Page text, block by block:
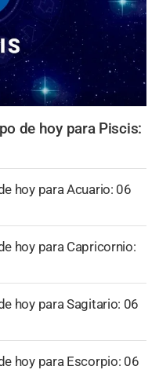
de hoy para Piscis:
hoy para Acuario: 06
hoy para Capricornio:
hoy para Sagitario: 06
hoy para Escorpio: 06